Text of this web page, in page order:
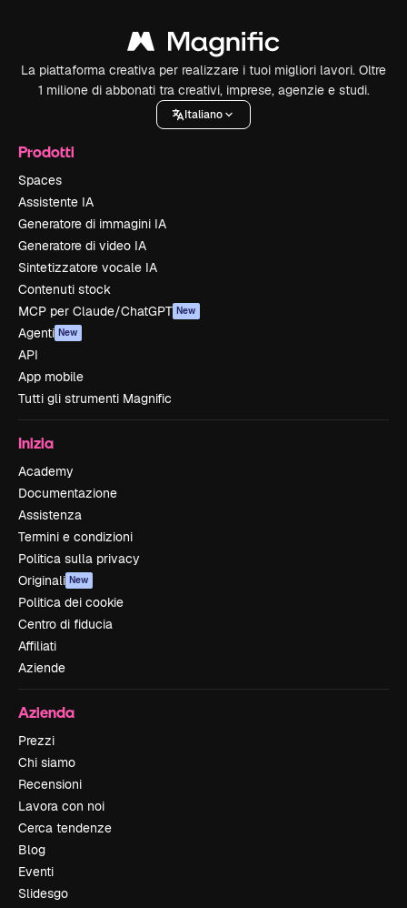
La piattaforma creativa per realizzare i tuoi migliori lavori. Oltre
1 milione di abbonati tra creativi, imprese, agenzie e studi.
Italiano
Prodotti
Spaces
Assistente IA
Generatore di immagini IA
Generatore di video IA
Sintetizzatore vocale IA
Contenuti stock
MCP per Claude/ChatGPT New
Agenti New
API
App mobile
Tutti gli strumenti Magnific
Inizia
Academy
Documentazione
Assistenza
Termini e condizioni
Politica sulla privacy
Originali New
Politica dei cookie
Centro di fiducia
Affiliati
Aziende
Azienda
Prezzi
Chi siamo
Recensioni
Lavora con noi
Cerca tendenze
Blog
Eventi
Slidesgo